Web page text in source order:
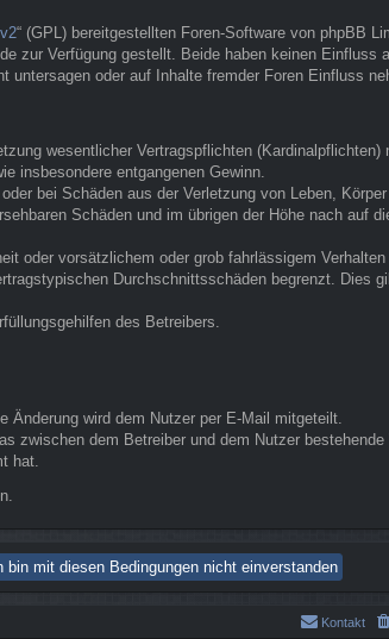
“ (GPL) bereitgestellten Foren-Software von phpBB
zur Verfügung gestellt. Beide haben keinen Einfluss
oder auf Inhalte fremder Foren Einfluss
wesentlicher Vertragspflichten
insbesondere entgangenen Gewinn.
bei Schäden aus der Verletzung von Leben,
Schäden und im übrigen der Höhe nach auf
oder vorsätzlichem oder grob fahrlässigem
Durchschnittsschäden begrenzt. Dies
des Betreibers.
Änderung wird dem Nutzer per E-Mail mitgeteilt.
dem Betreiber und dem Nutzer
hat.
Kontakt